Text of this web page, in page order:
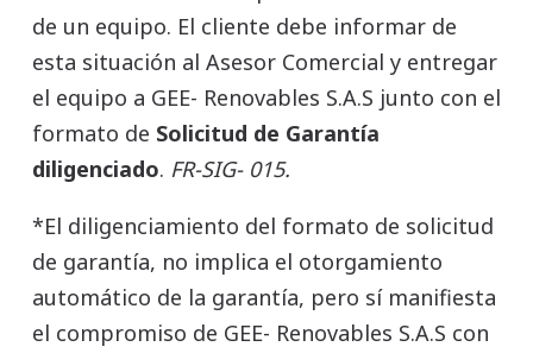
de un equipo. El cliente debe informar de
esta situación al Asesor Comercial y entregar
el equipo a GEE- Renovables S.A.S junto con el
formato de Solicitud de Garantía
diligenciado. FR-SIG- 015.
*El diligenciamiento del formato de solicitud
de garantía, no implica el otorgamiento
automático de la garantía, pero sí manifiesta
el compromiso de GEE- Renovables S.A.S con